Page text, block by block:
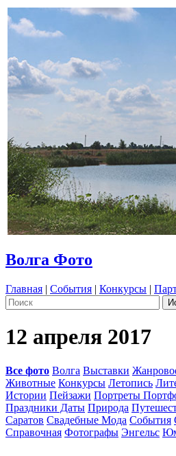
Волга Фото
Главная | События | Конкурсы |
12 апреля 2017
Все фото Волга Выставки
Животные Конкурсы Летопись
Истории Пейзажи Портреты
Праздники Даты Природа
Саратов Свадебные Мода События
Справочная Фотографы Энгельс